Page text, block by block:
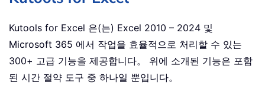
Kutools for Excel 은(는) Excel 2010 – 2024 및
Microsoft 365 에서 작업을 효율적으로 처리할 수 있는
300+ 고급 기능을 제공합니다。 위에 소개된 기능은 포함
된 시간 절약 도구 중 하나일 뿐입니다。